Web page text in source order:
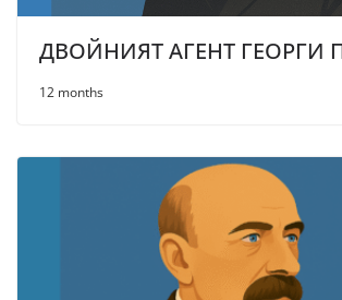
ДВОЙНИЯТ АГЕНТ ГЕОРГИ
12 months